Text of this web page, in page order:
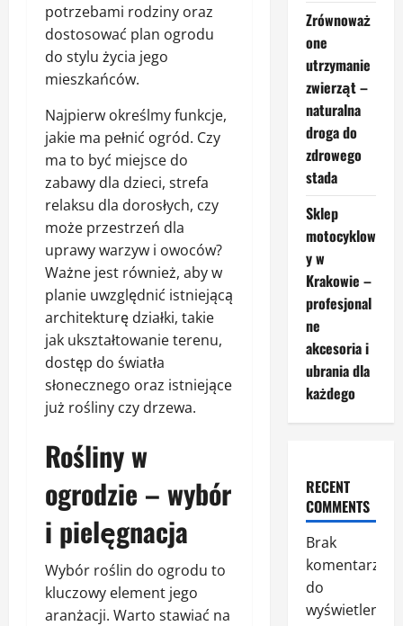
potrzebami rodziny oraz
dostosować plan ogrodu
do stylu życia jego
mieszkańców.
Najpierw określmy funkcje,
jakie ma pełnić ogród. Czy
ma to być miejsce do
zabawy dla dzieci, strefa
relaksu dla dorosłych, czy
może przestrzeń dla
uprawy warzyw i owoców?
Ważne jest również, aby w
planie uwzględnić istniejącą
architekturę działki, takie
jak ukształtowanie terenu,
dostęp do światła
słonecznego oraz istniejące
już rośliny czy drzewa.
Rośliny w
ogrodzie – wybór
i pielęgnacja
Wybór roślin do ogrodu to
kluczowy element jego
aranżacji. Warto stawiać na
Zrównoważ
one
utrzymanie
zwierząt –
naturalna
droga do
zdrowego
stada
Sklep
motocyklow
y w
Krakowie –
profesjonal
ne
akcesoria i
ubrania dla
każdego
RECENT
COMMENTS
Brak
komentarzy
do
wyświetlenia.